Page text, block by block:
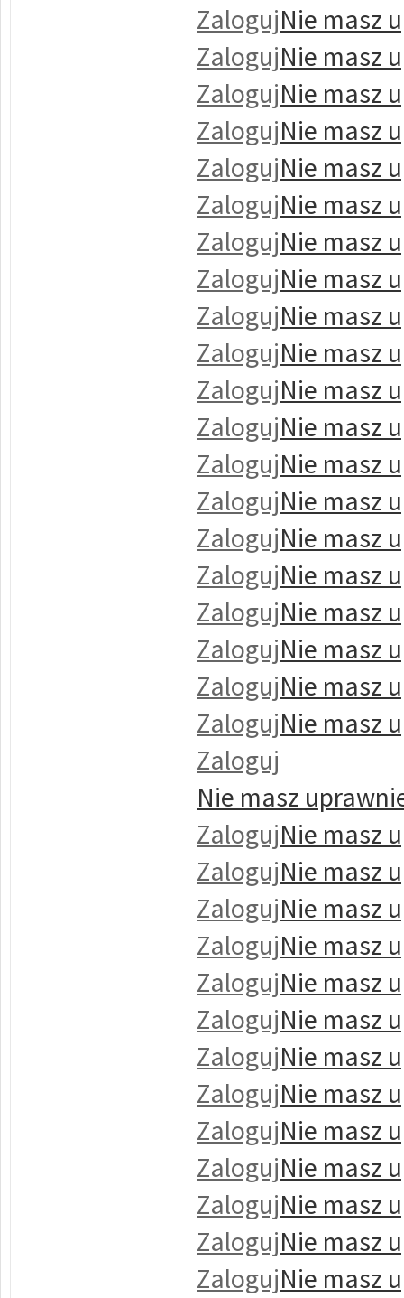
ZalogujNie masz
ZalogujNie masz
ZalogujNie masz
ZalogujNie masz
ZalogujNie masz
ZalogujNie masz
ZalogujNie masz
ZalogujNie masz
ZalogujNie masz
ZalogujNie masz
ZalogujNie masz
ZalogujNie masz
ZalogujNie masz
ZalogujNie masz
ZalogujNie masz
ZalogujNie masz
ZalogujNie masz
ZalogujNie masz
ZalogujNie masz
ZalogujNie masz
Zaloguj
Nie masz
ZalogujNie masz
ZalogujNie masz
ZalogujNie masz
ZalogujNie masz
ZalogujNie masz
ZalogujNie masz
ZalogujNie masz
ZalogujNie masz
ZalogujNie masz
ZalogujNie masz
ZalogujNie masz
ZalogujNie masz
ZalogujNie masz